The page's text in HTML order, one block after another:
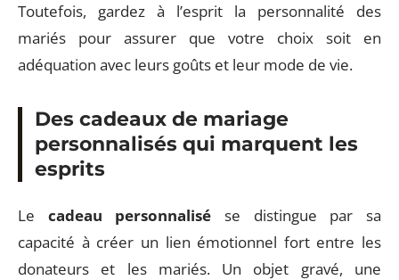
Toutefois, gardez à l’esprit la personnalité des
mariés pour assurer que votre choix soit en
adéquation avec leurs goûts et leur mode de vie.
Des cadeaux de mariage
personnalisés qui marquent les
esprits
Le cadeau personnalisé se distingue par sa
capacité à créer un lien émotionnel fort entre les
donateurs et les mariés. Un objet gravé, une